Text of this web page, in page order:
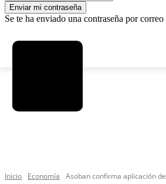
Se te ha enviado una contraseña por
Inicio Economía Asoban confirma aplicación